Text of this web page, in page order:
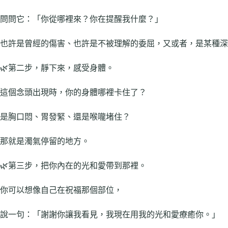
問問它：「你從哪裡來？你在提醒我什麼？」
也許是曾經的傷害、也許是不被理解的委屈，又或者，是某種
🌿第二步，靜下來，感受身體。
這個念頭出現時，你的身體哪裡卡住了？
是胸口悶、胃發緊、還是喉嚨堵住？
那就是濁氣停留的地方。
🌿第三步，把你內在的光和愛帶到那裡。
你可以想像自己在祝福那個部位，
說一句：「謝謝你讓我看見，我現在用我的光和愛療癒你。」